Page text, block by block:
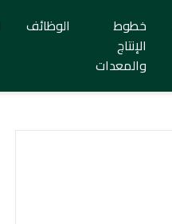
خطوط
الإنتاج
والمعدات
الوظائف